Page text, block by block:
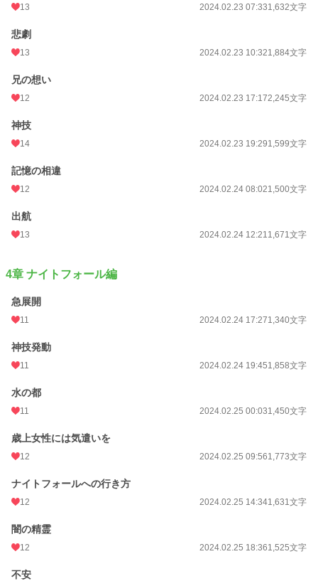
13 2024.02.23 07:331,632文字
悲劇
13 2024.02.23 10:321,884文字
兄の想い
12 2024.02.23 17:172,245文字
神技
14 2024.02.23 19:291,599文字
記憶の相違
12 2024.02.24 08:021,500文字
出航
13 2024.02.24 12:211,671文字
4章 ナイトフォール編
急展開
11 2024.02.24 17:271,340文字
神技発動
11 2024.02.24 19:451,858文字
水の都
11 2024.02.25 00:031,450文字
歳上女性には気遣いを
12 2024.02.25 09:561,773文字
ナイトフォールへの行き方
12 2024.02.25 14:341,631文字
闇の精霊
12 2024.02.25 18:361,525文字
不安